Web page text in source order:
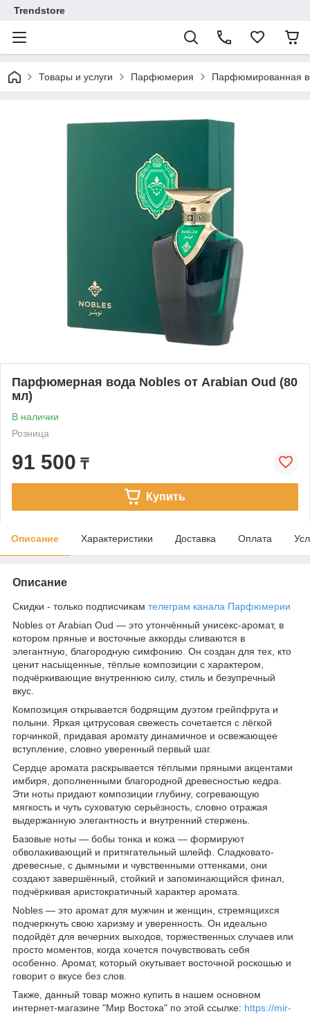
Trendstore
Товары и услуги Парфюмерия Парфюмированная
Парфюмерная вода Nobles от Arabian Oud (80
мл)
В наличии
Розница
91 500 ₸
Купить
Описание Характеристики Доставка Оплата
Описание
Скидки - только подписчикам телеграм канала Парфюмерии
Nobles от Arabian Oud — это утончённый унисекс-аромат, в
котором пряные и восточные аккорды сливаются в
элегантную, благородную симфонию. Он создан для тех, кто
ценит насыщенные, тёплые композиции с характером,
подчёркивающие внутреннюю силу, стиль и безупречный
вкус.
Композиция открывается бодрящим дуэтом грейпфрута и
полыни. Яркая цитрусовая свежесть сочетается с лёгкой
горчинкой, придавая аромату динамичное и освежающее
вступление, словно уверенный первый шаг.
Сердце аромата раскрывается тёплыми пряными акцентами
имбиря, дополненными благородной древесностью кедра.
Эти ноты придают композиции глубину, согревающую
мягкость и чуть суховатую серьёзность, словно отражая
выдержанную элегантность и внутренний стержень.
Базовые ноты — бобы тонка и кожа — формируют
обволакивающий и притягательный шлейф. Сладковато-
древесные, с дымными и чувственными оттенками, они
создают завершённый, стойкий и запоминающийся финал,
подчёркивая аристократичный характер аромата.
Nobles — это аромат для мужчин и женщин, стремящихся
подчеркнуть свою харизму и уверенность. Он идеально
подойдёт для вечерних выходов, торжественных случаев или
просто моментов, когда хочется почувствовать себя
особенно. Аромат, который окутывает восточной роскошью и
говорит о вкусе без слов.
Также, данный товар можно купить в нашем основном
интернет-магазине "Мир Востока" по этой ссылке: https://mir-